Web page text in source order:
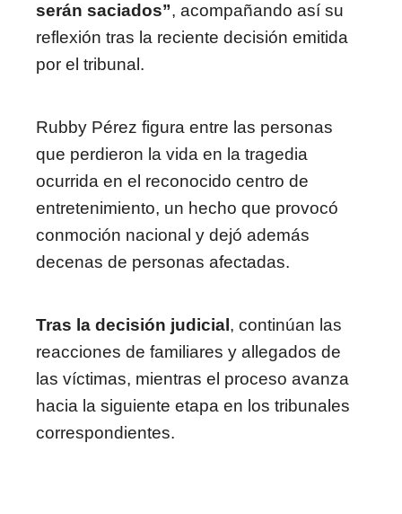
serán saciados”, acompañando así su
reflexión tras la reciente decisión emitida
por el tribunal.
Rubby Pérez figura entre las personas
que perdieron la vida en la tragedia
ocurrida en el reconocido centro de
entretenimiento, un hecho que provocó
conmoción nacional y dejó además
decenas de personas afectadas.
Tras la decisión judicial , continúan las
reacciones de familiares y allegados de
las víctimas, mientras el proceso avanza
hacia la siguiente etapa en los tribunales
correspondientes.